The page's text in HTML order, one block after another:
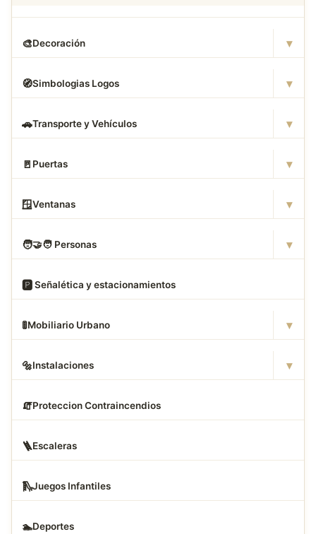
🎨Decoración ▾
🧭Simbologias Logos ▾
🚗Transporte y Vehículos ▾
🚪 Puertas ▾
🪟Ventanas ▾
🧑‍🤝‍🧑 Personas ▾
🅿️ Señalética y estacionamientos
🚦Mobiliario Urbano ▾
🔩Instalaciones ▾
🧯Proteccion Contraincendios
🪜Escaleras
🛝Juegos Infantiles
🏊Deportes